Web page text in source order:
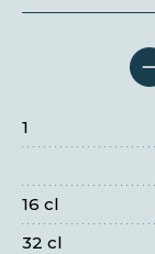
1
16 cl
32 cl